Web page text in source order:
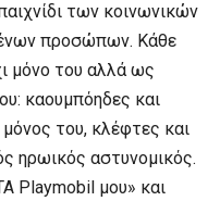
των κοινωνικών
προσώπων. Κάθε
μόνο του αλλά ως
καουμπόηδες και
μόνος του, κλέφτες και
ηρωικός αστυνομικός.
Playmobil μου» και